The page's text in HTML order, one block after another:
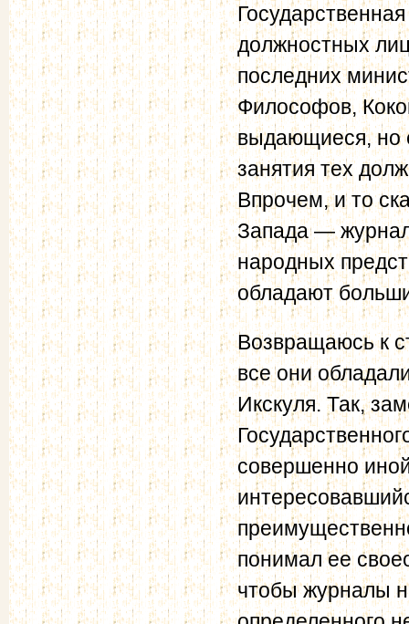
должностных
последних
Философов,
выдающиеся, но
занятия тех
Впрочем, и то
Запада —
народных
обладают
Возвращаюсь к
все они
Икскуля. Так,
совершенно
понимал ее
чтобы журналы